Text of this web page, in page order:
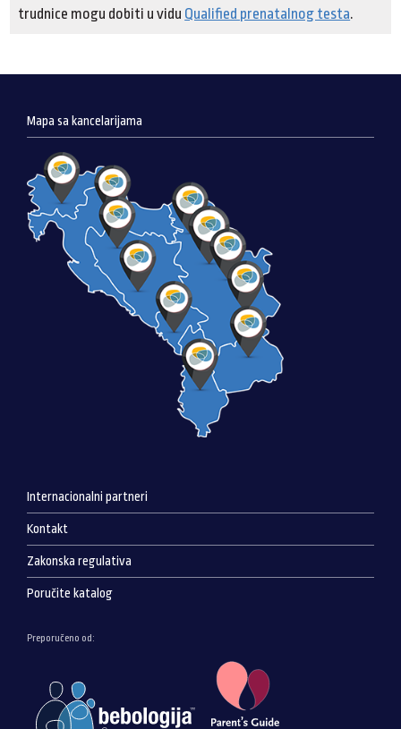
trudnice mogu dobiti u vidu Qualified prenatalnog testa.
Mapa sa kancelarijama
Internacionalni partneri
Kontakt
Zakonska regulativa
Poručite katalog
Preporučeno od: